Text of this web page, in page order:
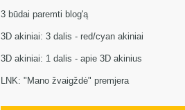
3 būdai paremti blog'ą
3D akiniai: 3 dalis - red/cyan akiniai
3D akiniai: 1 dalis - apie 3D akinius
LNK: "Mano žvaigždė" premjera